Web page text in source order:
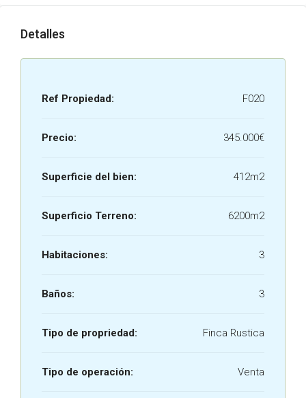
Detalles
Ref Propiedad: F020
Precio: 345.000€
Superficie del bien: 412m2
Superficio Terreno: 6200m2
Habitaciones: 3
Baños: 3
Tipo de propriedad: Finca Rustica
Tipo de operación: Venta